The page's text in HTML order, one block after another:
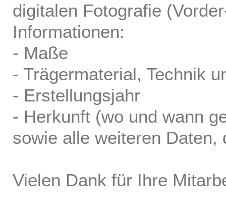
digitalen Fotografie
Informationen:
- Maße
- Trägermaterial, Technik
- Erstellungsjahr
- Herkunft (wo und wann
sowie alle weiteren
Vielen Dank für Ihre